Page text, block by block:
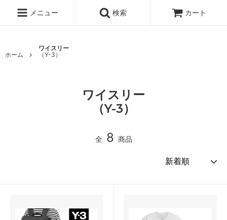
メニュー 検索 カート
ホーム
ワイスリー
（Y-3）
ワイスリー
（Y-3）
全 8 商品